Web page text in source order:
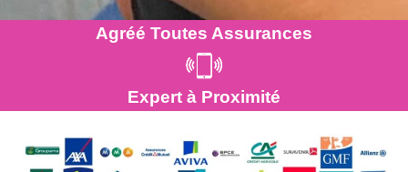
Agréé Toutes Assurances
Expert à Proximité